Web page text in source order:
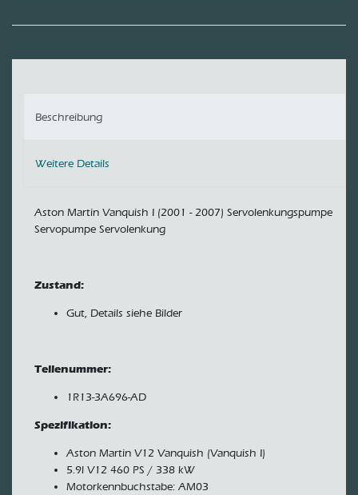
Beschreibung
Weitere Details
Aston Martin Vanquish I (2001 - 2007) Servolenkungspumpe
Servopumpe Servolenkung
Zustand:
Gut, Details siehe Bilder
Teilenummer:
1R13-3A696-AD
Spezifikation:
Aston Martin V12 Vanquish (Vanquish I)
5.9l V12 460 PS / 338 kW
Motorkennbuchstabe: AM03